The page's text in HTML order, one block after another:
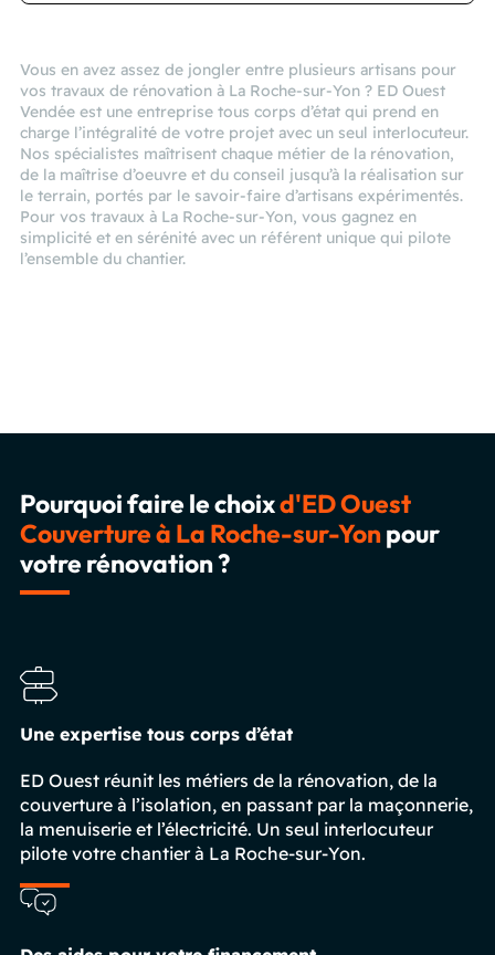
Vous en avez assez de jongler entre plusieurs artisans pour
vos travaux de rénovation à La Roche-sur-Yon ? ED Ouest
Vendée est une entreprise tous corps d’état qui prend en
charge l’intégralité de votre projet avec un seul interlocuteur.
Nos spécialistes maîtrisent chaque métier de la rénovation,
de la maîtrise d’oeuvre et du conseil jusqu’à la réalisation sur
le terrain, portés par le savoir-faire d’artisans expérimentés.
Pour vos travaux à La Roche-sur-Yon, vous gagnez en
simplicité et en sérénité avec un référent unique qui pilote
l’ensemble du chantier.
Pourquoi faire le choixd'ED Ouest
Couverture à La Roche-sur-Yonpour
votre rénovation ?
Une expertise tous corps d’état
ED Ouest réunit les métiers de la rénovation, de la
couverture à l’isolation, en passant par la maçonnerie,
la menuiserie et l’électricité. Un seul interlocuteur
pilote votre chantier à La Roche-sur-Yon.